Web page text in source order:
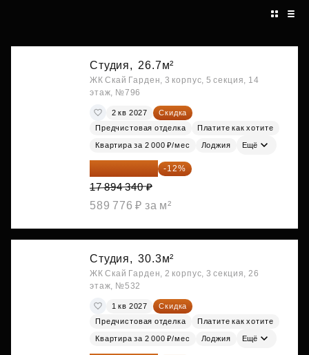
Студия, 26.7м²
ЖК Скай Гарден, 3 корпус, 5 секция, 14
этаж, №796
2 кв 2027
Скидка
Предчистовая отделка
Платите как хотите
Квартира за 2 000 ₽/мес Лоджия Ещё
15 747 019 ₽ -12%
17 894 340 ₽
589 776 ₽ за м²
Студия, 30.3м²
ЖК Скай Гарден, 2 корпус, 3 секция, 26
этаж, №532
1 кв 2027
Скидка
Предчистовая отделка
Платите как хотите
Квартира за 2 000 ₽/мес Лоджия Ещё